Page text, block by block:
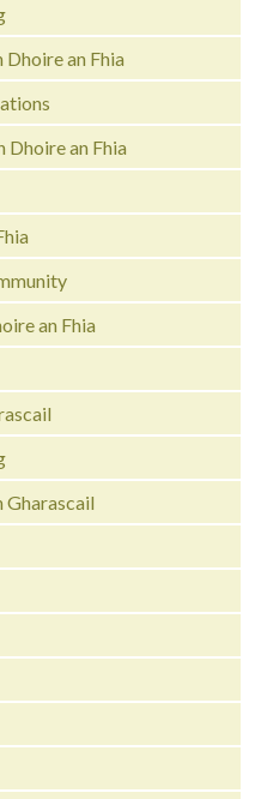
an Fhia
Dhoire an Fhia
an Fhia
Gharascail